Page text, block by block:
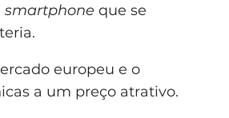
smartphone que se
europeu e o
a um preço atrativo.